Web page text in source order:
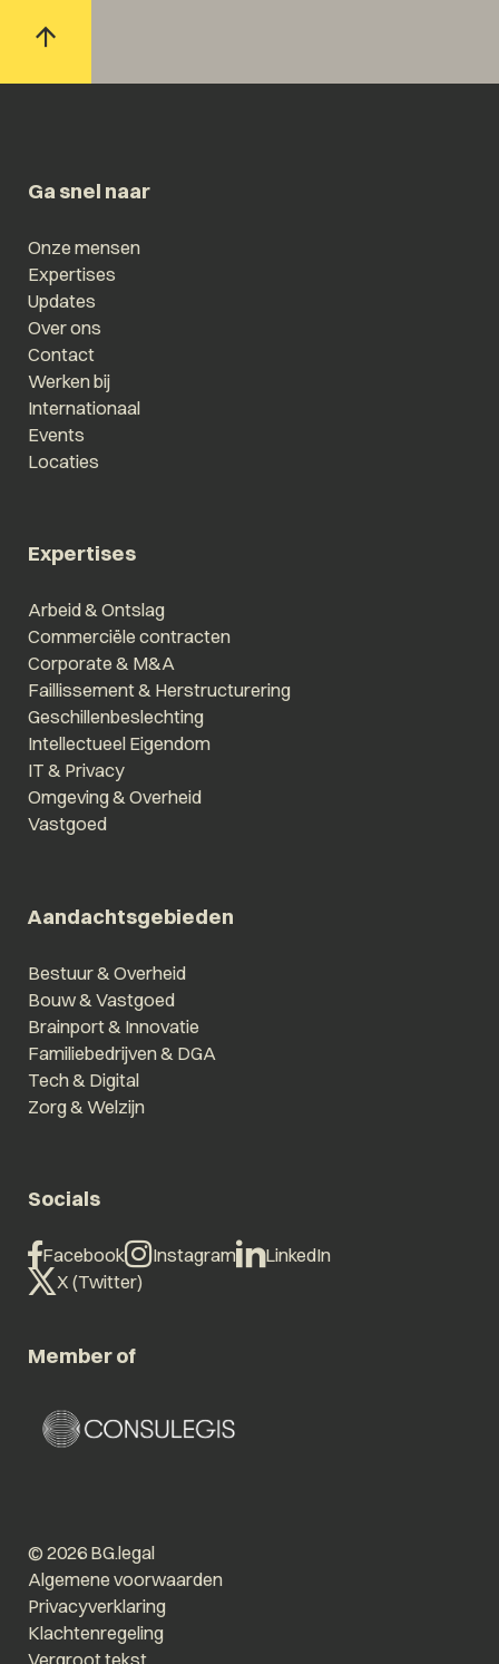
Ga snel naar
Onze mensen
Expertises
Updates
Over ons
Contact
Werken bij
Internationaal
Events
Locaties
Expertises
Arbeid & Ontslag
Commerciële contracten
Corporate & M&A
Faillissement & Herstructurering
Geschillenbeslechting
Intellectueel Eigendom
IT & Privacy
Omgeving & Overheid
Vastgoed
Aandachtsgebieden
Bestuur & Overheid
Bouw & Vastgoed
Brainport & Innovatie
Familiebedrijven & DGA
Tech & Digital
Zorg & Welzijn
Socials
Facebook Instagram
LinkedIn
X (Twitter)
Member of
© 2026 BG.legal
Algemene voorwaarden
Privacyverklaring
Klachtenregeling